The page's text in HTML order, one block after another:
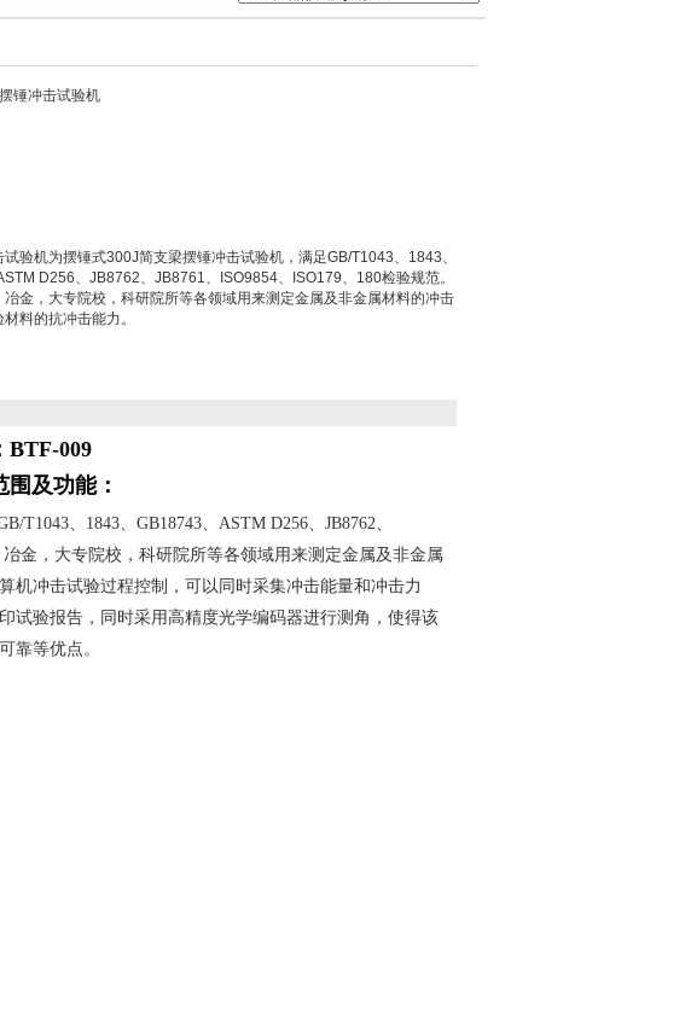
锤冲击试验机
验机为摆锤式300J简支梁摆锤冲击试验机，满足GB/T1043、1843、
D256、JB8762、JB8761、ISO9854、ISO179、180检验规范。
冶金，大专院校，科研院所等各领域用来测定金属及非金属材料的冲击
料的抗冲击能力。
BTF-009
及功能：
T1043 1843 GB18743 ASTM D256 JB8762
金，大专院校，科研院所等各领域用来测定金属及非金属
机冲击试验过程控制，可以同时采集冲击能量和冲击力
试验报告，同时采用高精度光学编码器进行测角，使得该
靠等优点。